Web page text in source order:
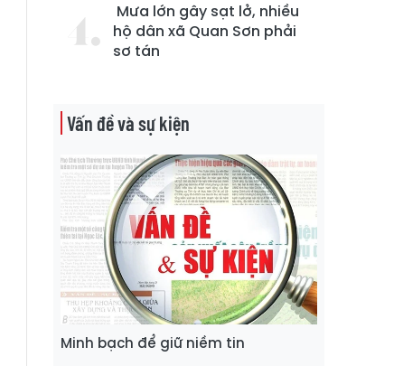
Mưa lớn gây sạt lở, nhiều
hộ dân xã Quan Sơn phải
sơ tán
Vấn đề và sự kiện
Minh bạch để giữ niềm tin